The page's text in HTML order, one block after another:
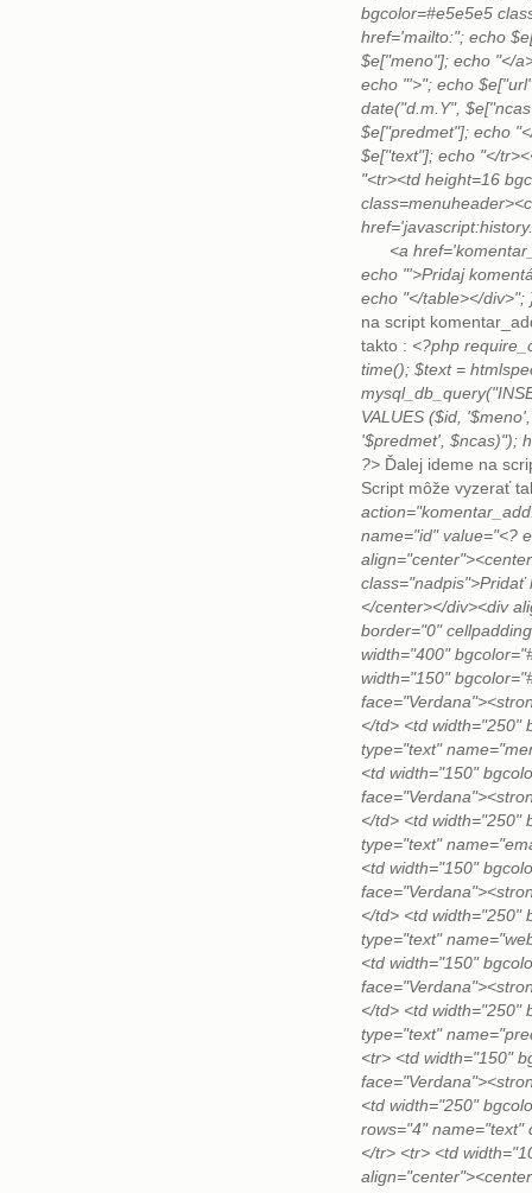
bgcolor=#e5e5e5
href='mailto:"; echo
$e["meno"]; echo "</
echo "'>"; echo
date("d.m.Y",
$e["predmet"]; echo
$e["text"]; echo "</
"<tr><td height=16
<a
echo "'>Pridaj
echo "</table></
na script
takto : <?php
time(); $text =
VALUES ($id,
'$predmet', $ncas)");
?> Ďalej ideme na
Script môže vyzerať
name="id" value="<?
class="nadpis">Pridať
</center></div><div
border="0"
width="400"
width="150"
</td> <td width="250"
type="text"
<td width="150"
</td> <td width="250"
type="text"
<td width="150"
</td> <td width="250"
type="text"
<td width="150"
</td> <td width="250"
type="text"
<tr> <td width="150"
<td width="250"
rows="4" name="text"
</tr> <tr> <td